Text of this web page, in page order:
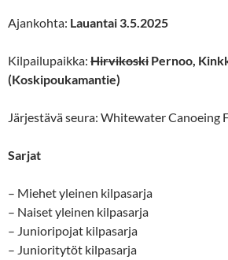
Ajankohta: Lauantai 3.5.2025
Kilpailupaikka: Hirvikoski Pernoo,
(Koskipoukamantie)
Järjestävä seura: Whitewater Canoeing
Sarjat
– Miehet yleinen kilpasarja
– Naiset yleinen kilpasarja
– Junioripojat kilpasarja
– Junioritytöt kilpasarja